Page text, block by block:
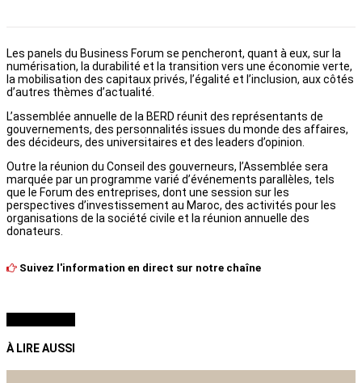
Les panels du Business Forum se pencheront, quant à eux, sur la
numérisation, la durabilité et la transition vers une économie verte,
la mobilisation des capitaux privés, l’égalité et l’inclusion, aux côtés
d’autres thèmes d’actualité.
L’assemblée annuelle de la BERD réunit des représentants de
gouvernements, des personnalités issues du monde des affaires,
des décideurs, des universitaires et des leaders d’opinion.
Outre la réunion du Conseil des gouverneurs, l’Assemblée sera
marquée par un programme varié d’événements parallèles, tels
que le Forum des entreprises, dont une session sur les
perspectives d’investissement au Maroc, des activités pour les
organisations de la société civile et la réunion annuelle des
donateurs.
Suivez l'information en direct sur notre chaîne
À LIRE AUSSI